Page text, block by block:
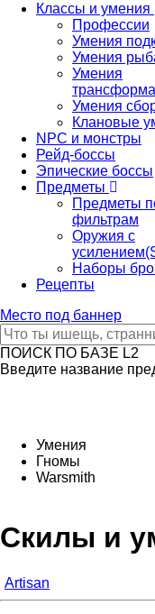
Классы и умения
Профессии
Умения
Умения
Умения
Умения
Клановые
NPC и монстры
Рейд-боссы
Эпические боссы
Предметы
Предметы
фильтрам
Оружия с
Наборы
Рецепты
Место под баннер
ПОИСК ПО БАЗЕ L2
Введите название
Умения
Гномы
Warsmith
Скилы и
Artisan